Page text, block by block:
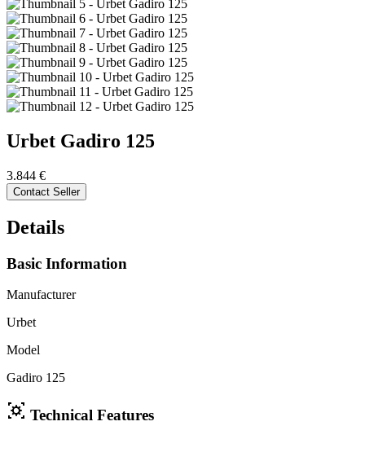
Urbet Gadiro 125
3.844 €
Contact Seller
Details
Basic Information
Manufacturer
Urbet
Model
Gadiro 125
Technical Features